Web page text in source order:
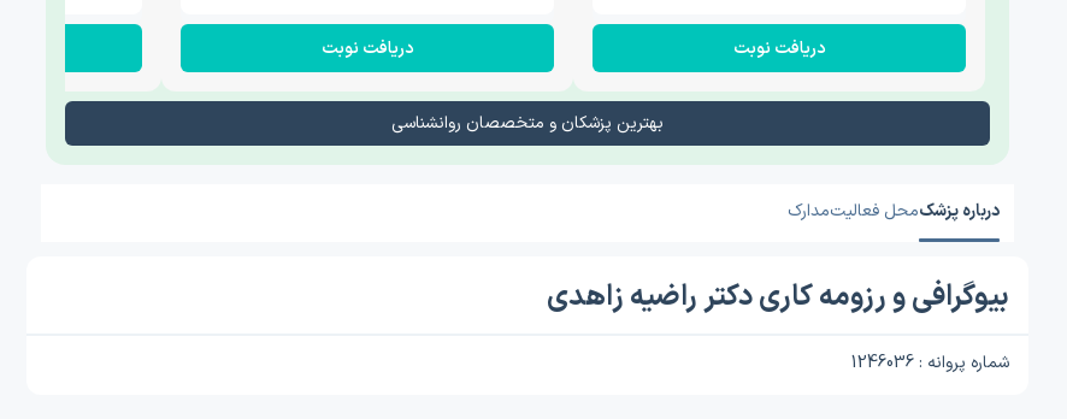
دریافت نوبت دریافت نوبت
بهترین پزشکان و متخصصان روانشناسی
درباره پزشکمحل فعالیتمدارک
بیوگرافی و رزومه کاری دکتر راضیه زاهدی
شماره پروانه : 1246036